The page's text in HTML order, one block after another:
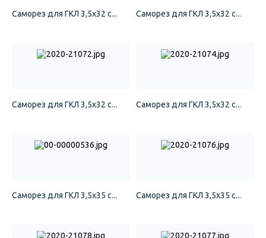
Саморез для ГКЛ 3,5х32 с... Саморез для ГКЛ 3,5х32 с...
Саморез для ГКЛ 3,5х32 с... Саморез для ГКЛ 3,5х32 с...
Саморез для ГКЛ 3,5х35 с... Саморез для ГКЛ 3,5х35 с...